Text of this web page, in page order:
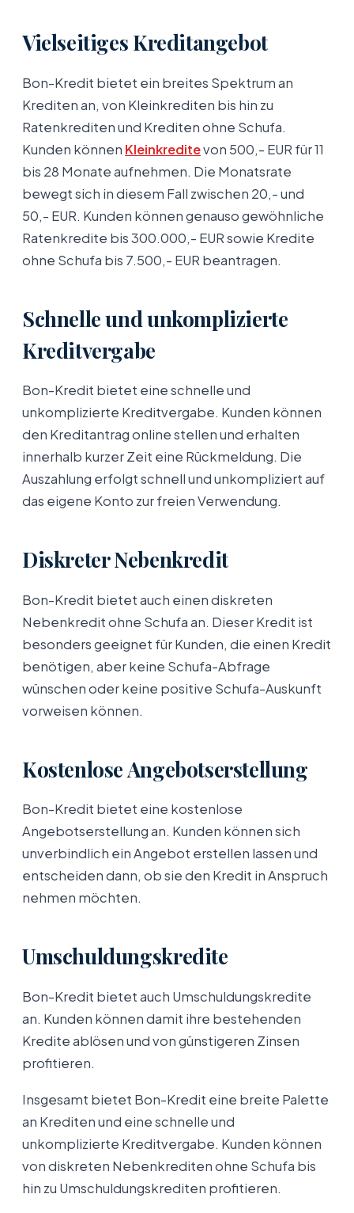
Vielseitiges Kreditangebot
Bon-Kredit bietet ein breites Spektrum an
Krediten an, von Kleinkrediten bis hin zu
Ratenkrediten und Krediten ohne Schufa.
Kunden können Kleinkreditevon 500,- EUR für 11
bis 28 Monate aufnehmen. Die Monatsrate
bewegt sich in diesem Fall zwischen 20,- und
50,- EUR. Kunden können genauso gewöhnliche
Ratenkredite bis 300.000,- EUR sowie Kredite
ohne Schufa bis 7.500,- EUR beantragen.
Schnelle und unkomplizierte
Kreditvergabe
Bon-Kredit bietet eine schnelle und
unkomplizierte Kreditvergabe. Kunden können
den Kreditantrag online stellen und erhalten
innerhalb kurzer Zeit eine Rückmeldung. Die
Auszahlung erfolgt schnell und unkompliziert auf
das eigene Konto zur freien Verwendung.
Diskreter Nebenkredit
Bon-Kredit bietet auch einen diskreten
Nebenkredit ohne Schufa an. Dieser Kredit ist
besonders geeignet für Kunden, die einen Kredit
benötigen, aber keine Schufa-Abfrage
wünschen oder keine positive Schufa-Auskunft
vorweisen können.
Kostenlose Angebotserstellung
Bon-Kredit bietet eine kostenlose
Angebotserstellung an. Kunden können sich
unverbindlich ein Angebot erstellen lassen und
entscheiden dann, ob sie den Kredit in Anspruch
nehmen möchten.
Umschuldungskredite
Bon-Kredit bietet auch Umschuldungskredite
an. Kunden können damit ihre bestehenden
Kredite ablösen und von günstigeren Zinsen
profitieren.
Insgesamt bietet Bon-Kredit eine breite Palette
an Krediten und eine schnelle und
unkomplizierte Kreditvergabe. Kunden können
von diskreten Nebenkrediten ohne Schufa bis
hin zu Umschuldungskrediten profitieren.